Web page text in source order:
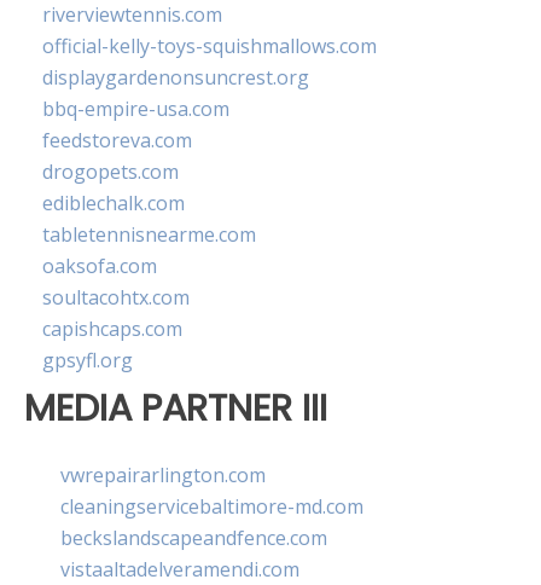
riverviewtennis.com
official-kelly-toys-squishmallows.com
displaygardenonsuncrest.org
bbq-empire-usa.com
feedstoreva.com
drogopets.com
ediblechalk.com
tabletennisnearme.com
oaksofa.com
soultacohtx.com
capishcaps.com
gpsyfl.org
MEDIA PARTNER III
vwrepairarlington.com
cleaningservicebaltimore-md.com
beckslandscapeandfence.com
vistaaltadelveramendi.com